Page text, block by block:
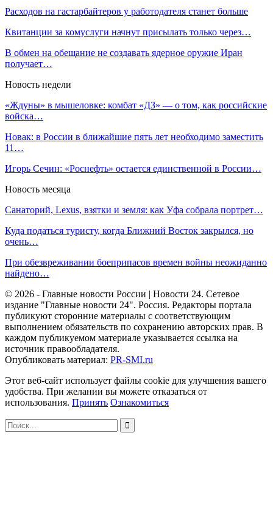
Расходов на гастарбайтеров у работодателя станет больше
Квитанции за комуслуги начнут присылать только через…
В обмен на обещание не создавать ядерное оружие Иран
получает…
Новость недели
«Ждуны» в мышеловке: комбат «ДЗ» — о том, как российские
войска…
Новак: в России в ближайшие пять лет необходимо заместить
11…
Игорь Сечин: «Роснефть» остается единственной в России…
Новость месяца
Санаторий, Lexus, взятки и земля: как Уфа собрала портрет…
Куда податься туристу, когда Ближний Восток закрылся, но
очень…
При обезвреживании боеприпасов времен войны неожиданно
найдено…
© 2026 - Главные новости России | Новости 24. Сетевое
издание "Главные новости 24". Россия. Редакторы портала
публикуют сторонние материалы с соответствующим
выполнением обязательств по сохранению авторских прав. В
каждом публикуемом материале указывается ссылка на
источник правообладателя.
Опубликовать материал: PR-SMI.ru
Этот веб-сайт использует файлы cookie для улучшения вашего
удобства. При желании вы можете отказаться от
использования. Принять Ознакомиться